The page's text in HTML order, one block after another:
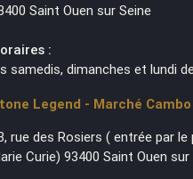
Saint Ouen sur Seine
:
samedis, dimanches et lundi
Legend - Marché
rue des Rosiers ( entrée par
Curie) 93400 Saint Ouen sur